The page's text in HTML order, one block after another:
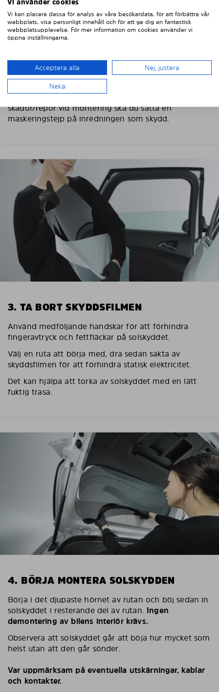
2. TVÄTTA OCH TORKA BILRUTORNA
Tvätta och torka omsorgsfullt av bilens rutor, använd
gärna fönsterputs och en fiberduk. Torka av
fuktad trasa så att eventuellt damm försvinner.
Viktig! Skydda bilens interiör
För att skydda bilens inredning mot eventuella
skador/repor vid montering ska du sätta en
maskeringstejp på inredningen som skydd.
3. TA BORT SKYDDSFILMEN
Använd medföljande handskar för att förhindra
fingeravtryck och fettfläckar på solskyddet.
Välj en ruta att börja med, dra sedan sakta av
skyddsfilmen för att förhindra statisk elektricitet.
Det kan hjälpa att torka av solskyddet med en lätt
fuktig trasa.
4. BÖRJA MONTERA SOLSKYDDEN
Börja i det djupaste hörnet av rutan och böj sedan in
solskyddet i resterande del av rutan. Ingen
demontering av bilens interiör krävs.
Observera att solskyddet går att böja hur mycket som
helst utan att den går sönder.
Var uppmärksam på eventuella utskärningar, kablar
och kontakter.
Vi kan placera dessa för analys av våra besökardata, för att förbättra vår
webbplats, visa personligt innehåll och för att ge dig en fantastisk
webbplatsupplevelse. För mer information om cookies använder vi
öppna inställningarna.
Acceptera alla Nej, justera
Neka